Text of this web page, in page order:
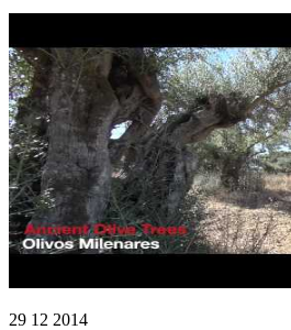
29 12 2014